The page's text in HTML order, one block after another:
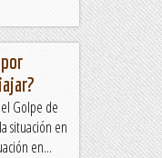
Golpe de
situación en
en...